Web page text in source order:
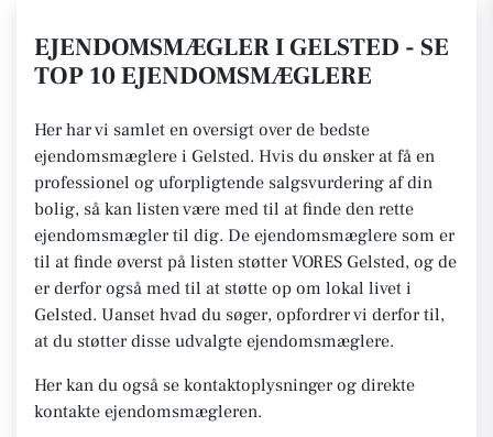
EJENDOMSMÆGLER I GELSTED - SE
TOP 10 EJENDOMSMÆGLERE
Her har vi samlet en oversigt over de bedste
ejendomsmæglere i Gelsted. Hvis du ønsker at få en
professionel og uforpligtende salgsvurdering af din
bolig, så kan listen være med til at finde den rette
ejendomsmægler til dig. De ejendomsmæglere som er
til at finde øverst på listen støtter VORES Gelsted, og de
er derfor også med til at støtte op om lokal livet i
Gelsted. Uanset hvad du søger, opfordrer vi derfor til,
at du støtter disse udvalgte ejendomsmæglere.
Her kan du også se kontaktoplysninger og direkte
kontakte ejendomsmægleren.